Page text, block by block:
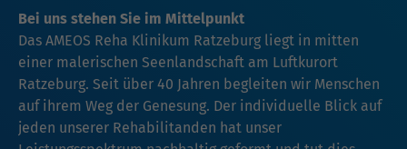
Bei uns stehen Sie im Mittelpunkt
Das AMEOS Reha Klinikum Ratzeburg liegt in mitten
einer malerischen Seenlandschaft am Luftkurort
Ratzeburg. Seit über 40 Jahren begleiten wir Menschen
auf ihrem Weg der Genesung. Der individuelle Blick auf
jeden unserer Rehabilitanden hat unser